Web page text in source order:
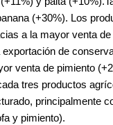
(+30%). Los
a la mayor venta
de
venta de pimiento
tres productos
principalmente
y pimiento).